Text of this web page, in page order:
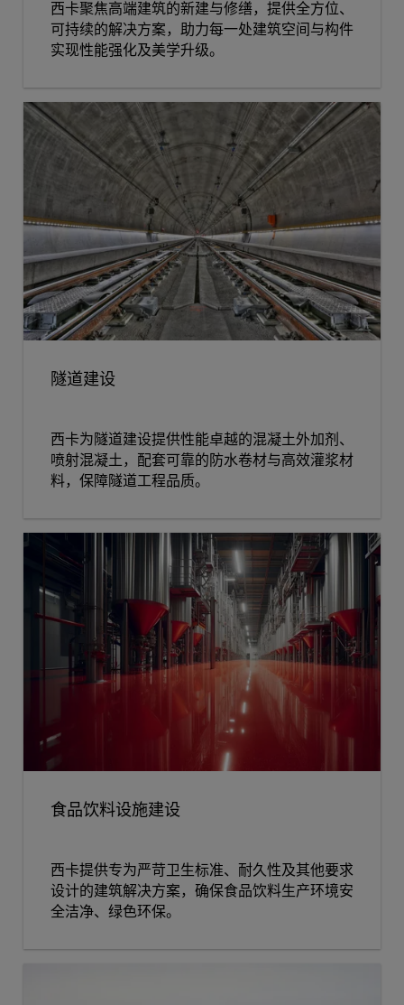
西卡聚焦高端建筑的新建与修缮，提供全方位、
可持续的解决方案，助力每一处建筑空间与构件
实现性能强化及美学升级。
隧道建设
西卡为隧道建设提供性能卓越的混凝土外加剂、
喷射混凝土，配套可靠的防水卷材与高效灌浆材
料，保障隧道工程品质。
食品饮料设施建设
西卡提供专为严苛卫生标准、耐久性及其他要求
设计的建筑解决方案，确保食品饮料生产环境安
全洁净、绿色环保。